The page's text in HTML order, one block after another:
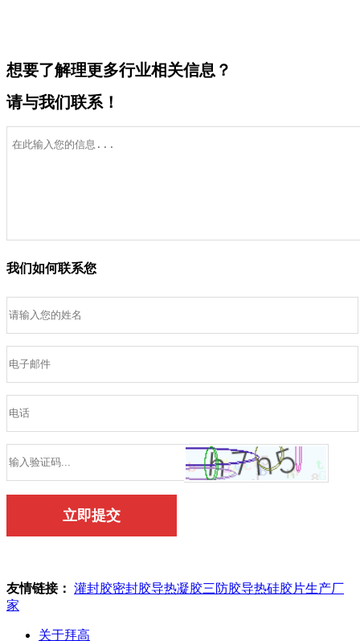
想要了解理更多行业相关信息？
请与我们联系！
我们如何联系您
友情链接： 灌封胶密封胶导热凝胶三防胶导热硅胶片生产厂
家
关于拜高